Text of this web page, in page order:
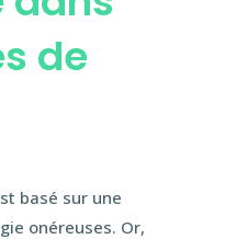
de
basé sur une
onéreuses. Or,